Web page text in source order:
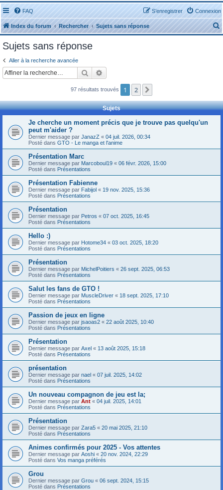
FAQ Connexion
S’enregistrer
Index du forum Rechercher Sujets sans réponse
e
h
Sujets sans réponse
Aller à la recherche avancée
Rechercher
97 résultats trouvés 1 2
Sujets
Je cherche un moment précis que je trouve pas quelqu'un
peut m'aider ?
Dernier message par JanazZ « 04 juil. 2026, 00:34
Posté dans GTO - Le manga et l'anime
Présentation Marc
Dernier message par Marcoboul19 « 06 févr. 2026, 15:00
Posté dans Présentations
Présentation Fabienne
Dernier message par Fabijol « 19 nov. 2025, 15:36
Posté dans Présentations
Présentation
Dernier message par Petros « 07 oct. 2025, 16:45
Posté dans Présentations
Hello :)
Dernier message par Hotome34 « 03 oct. 2025, 18:20
Posté dans Présentations
Présentation
Dernier message par MichelPoitiers « 26 sept. 2025, 06:53
Posté dans Présentations
Salut les fans de GTO !
Dernier message par MuscleDriver « 18 sept. 2025, 17:10
Posté dans Présentations
Passion de jeux en ligne
Dernier message par jsaoas2 « 22 août 2025, 10:40
Posté dans Présentations
Présentation
Dernier message par Axel « 13 août 2025, 15:18
Posté dans Présentations
présentation
Dernier message par nael « 07 juil. 2025, 14:02
Posté dans Présentations
Un nouveau compagnon de jeu est la;
Dernier message par Ant « 04 juil. 2025, 14:01
Posté dans Présentations
Présentation
Dernier message par Zara5 « 20 mai 2025, 21:10
Posté dans Présentations
Animes confirmés pour 2025 - Vos attentes
Dernier message par Aoshi « 20 nov. 2024, 22:29
Posté dans Vos manga préférés
Grou
Dernier message par Grou « 06 sept. 2024, 15:15
Posté dans Présentations